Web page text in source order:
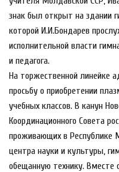
знак был открыт на здании
которой И.И.Бондарев
исполнительной власти
и педагога.
На торжественной линейке
просьбу о приобретении
учебных классов. В канун
Координационного Совета
проживающих в Республике
центра науки и культуры,
обещанную технику. Вместе